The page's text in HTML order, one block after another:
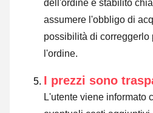
dell'ordine è stabilito
assumere l'obbligo di
possibilità di correggerlo
l'ordine.
I prezzi sono
L'utente viene informato